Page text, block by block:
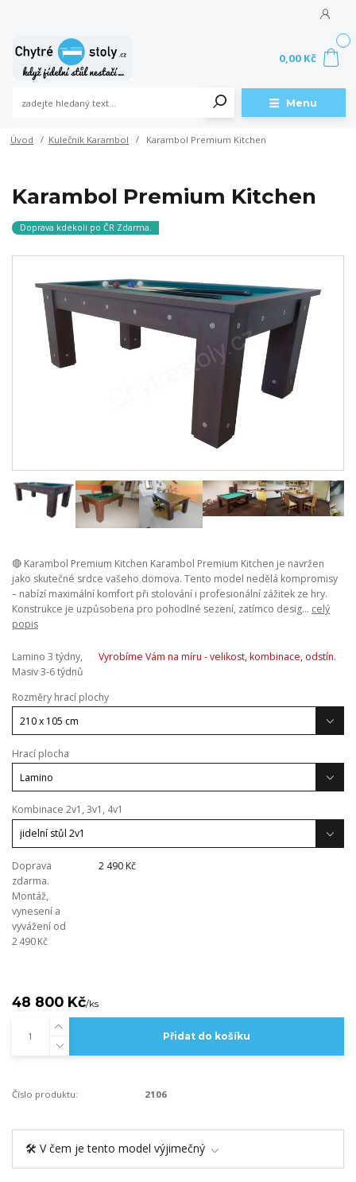
Menu
0,00 Kč
Úvod Kulečník Karambol Karambol Premium Kitchen
Karambol Premium Kitchen
Doprava kdekoli po ČR Zdarma.
🔴 Karambol Premium Kitchen Karambol Premium Kitchen je navržen
jako skutečné srdce vašeho domova. Tento model nedělá kompromisy
– nabízí maximální komfort při stolování i profesionální zážitek ze hry.
Konstrukce je uzpůsobena pro pohodlné sezení, zatímco desig... celý
popis
Lamino 3 týdny,
Masiv 3-6 týdnů
Vyrobíme Vám na míru - velikost, kombinace, odstín.
Rozměry hrací plochy
Hrací plocha
Kombinace 2v1, 3v1, 4v1
Doprava
zdarma.
Montáž,
vynesení a
vyvážení od
2 490 Kč
2 490 Kč
48 800 Kč/ks
Přidat do košíku
Číslo produktu: 2106
🛠️ V čem je tento model výjimečný